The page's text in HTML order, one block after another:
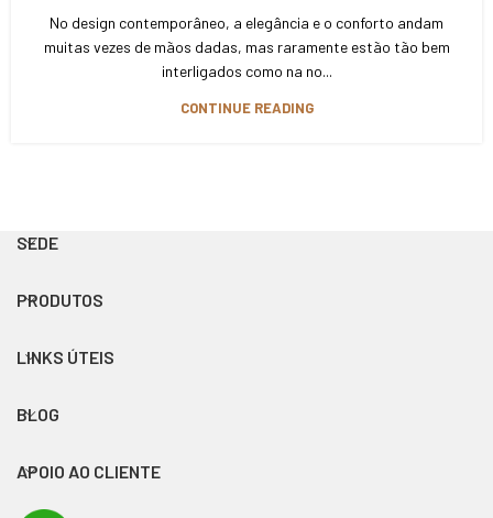
No design contemporâneo, a elegância e o conforto andam
muitas vezes de mãos dadas, mas raramente estão tão bem
interligados como na no...
CONTINUE READING
SEDE
PRODUTOS
LINKS ÚTEIS
BLOG
APOIO AO CLIENTE